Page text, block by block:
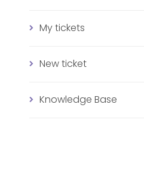
My tickets
New ticket
Knowledge Base